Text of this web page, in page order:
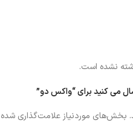
نشده است.
می کنید برای “واکس دو”
بخش‌های موردنیاز علامت‌گذاری